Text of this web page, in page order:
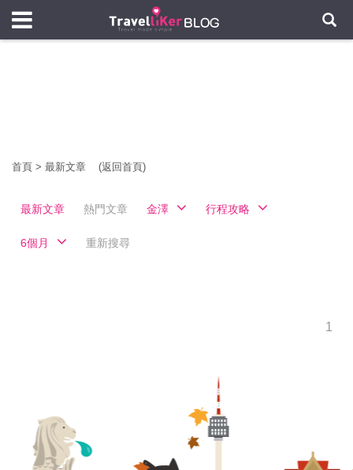
首頁 > 最新文章 (返回首頁)
最新文章 熱門文章 金澤 行程攻略
6個月 重新搜尋
1